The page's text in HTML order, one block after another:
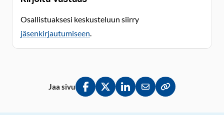
Osallistuaksesi keskusteluun siirry
jäsenkirjautumiseen.
Jaa sivu
Jaa Facebookissa
Jaa Twitterissä
Jaa LinkedInissä
Jaa sähköpostitse
Kopioi linkki